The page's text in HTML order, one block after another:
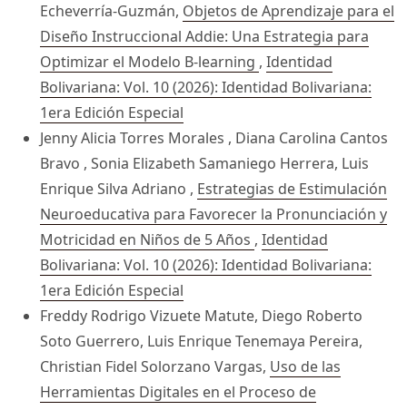
Echeverría-Guzmán, Objetos de Aprendizaje para el
Diseño Instruccional Addie: Una Estrategia para
Optimizar el Modelo B-learning , Identidad
Bolivariana: Vol. 10 (2026): Identidad Bolivariana:
1era Edición Especial
Jenny Alicia Torres Morales , Diana Carolina Cantos
Bravo , Sonia Elizabeth Samaniego Herrera, Luis
Enrique Silva Adriano , Estrategias de Estimulación
Neuroeducativa para Favorecer la Pronunciación y
Motricidad en Niños de 5 Años , Identidad
Bolivariana: Vol. 10 (2026): Identidad Bolivariana:
1era Edición Especial
Freddy Rodrigo Vizuete Matute, Diego Roberto
Soto Guerrero, Luis Enrique Tenemaya Pereira,
Christian Fidel Solorzano Vargas, Uso de las
Herramientas Digitales en el Proceso de